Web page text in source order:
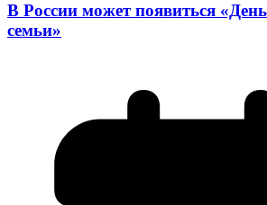
В России может появиться
семьи»